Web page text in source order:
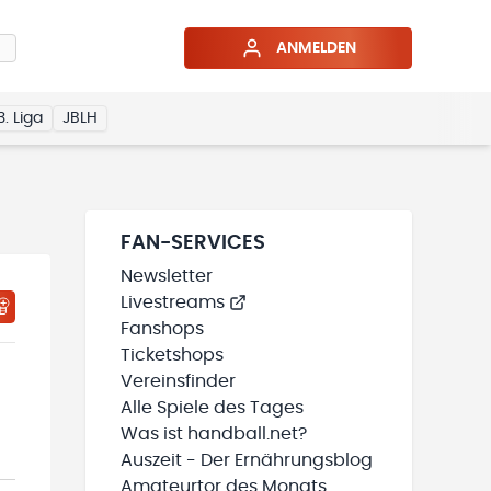
ANMELDEN
Liga JBLH
WIRD GELADEN
TEAMS“ HINZUFÜGEN
FAN-SERVICES
Newsletter
Livestreams
Fanshops
Ticketshops
Vereinsfinder
Alle Spiele des Tages
Was ist handball.net?
Auszeit - Der Ernährungsblog
Amateurtor des Monats